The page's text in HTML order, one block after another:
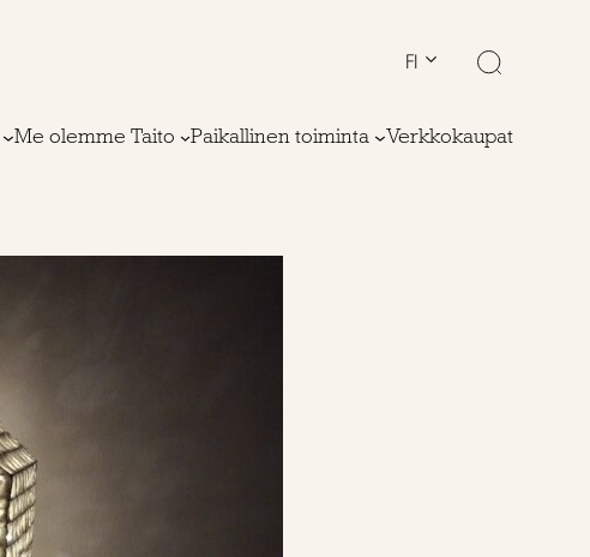
FI
Me olemme Taito Paikallinen toiminta Verkkokaupat